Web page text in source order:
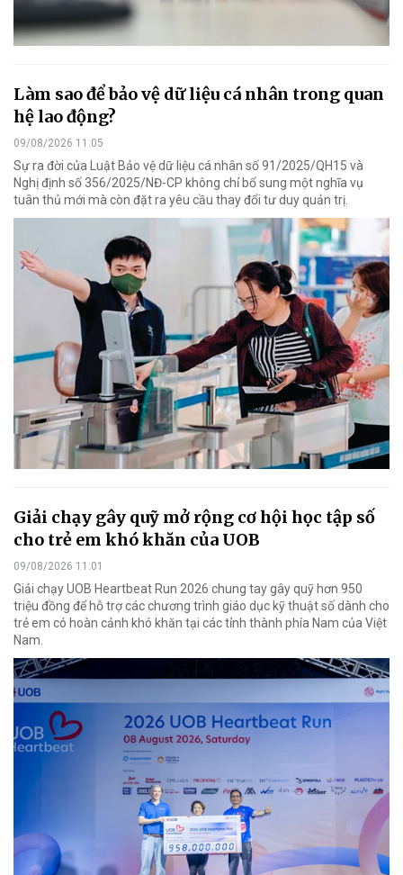
Làm sao để bảo vệ dữ liệu cá nhân trong quan
hệ lao động?
09/08/2026 11:05
Sự ra đời của Luật Bảo vệ dữ liệu cá nhân số 91/2025/QH15 và
Nghị định số 356/2025/NĐ-CP không chỉ bổ sung một nghĩa vụ
tuân thủ mới mà còn đặt ra yêu cầu thay đổi tư duy quản trị.
Giải chạy gây quỹ mở rộng cơ hội học tập số
cho trẻ em khó khăn của UOB
09/08/2026 11:01
Giải chạy UOB Heartbeat Run 2026 chung tay gây quỹ hơn 950
triệu đồng để hỗ trợ các chương trình giáo dục kỹ thuật số dành cho
trẻ em có hoàn cảnh khó khăn tại các tỉnh thành phía Nam của Việt
Nam.